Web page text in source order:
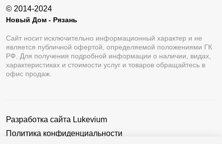
© 2014-2024
Новый Дом - Рязань
Сайт носит исключительно информационный характер и не
является публичной офертой, определяемой положениями ГК
РФ. Для получения подробной информации о наличии, видах,
характеристиках и стоимости услуг и товаров обращайтесь в
офис продаж.
Разработка сайта Lukevium
Политика конфиденциальности